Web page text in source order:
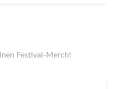
Festival-Merch!